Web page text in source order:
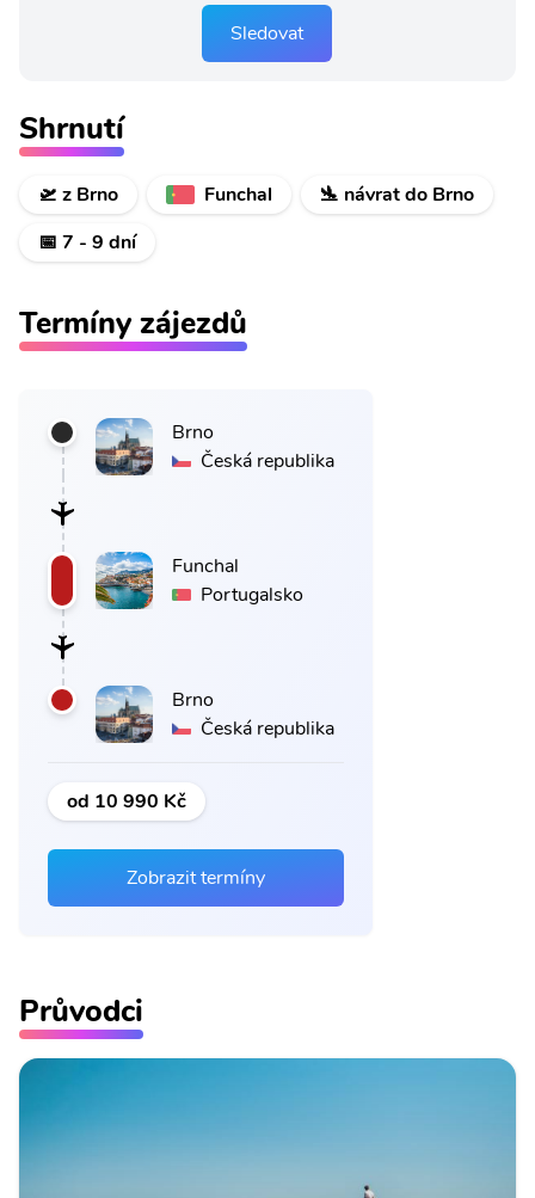
Sledovat
Shrnutí
🛫 z Brno Funchal
🛬 návrat do Brno
📅 7 - 9 dní
Termíny zájezdů
Brno
Česká republika
Funchal
Portugalsko
Brno
Česká republika
od 10 990 Kč
Zobrazit termíny
Průvodci